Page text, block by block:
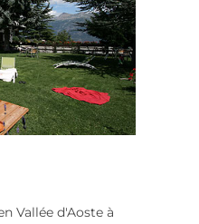
Vallée d'Aoste à